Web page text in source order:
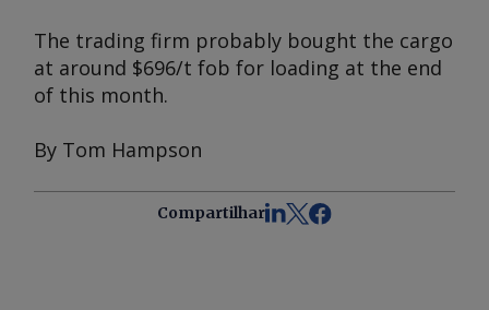
The trading firm probably bought the cargo
at around $696/t fob for loading at the end
of this month.
By Tom Hampson
Compartilhar